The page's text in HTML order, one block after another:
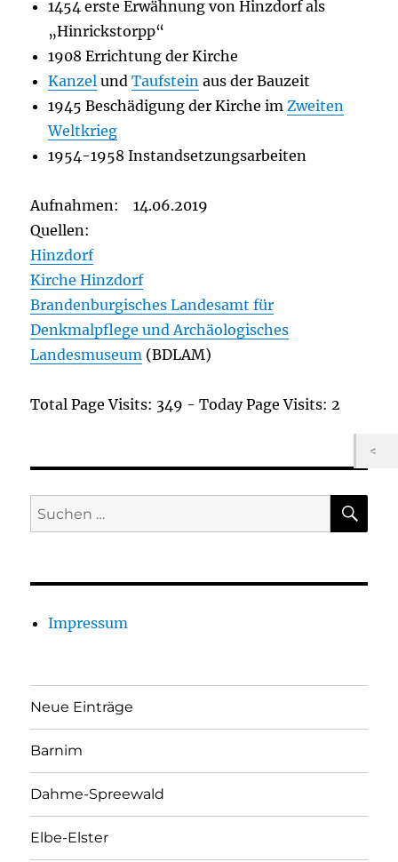
1454 erste Erwähnung von Hinzdorf als
„Hinrickstorpp“
1908 Errichtung der Kirche
Kanzel undTaufstein aus der Bauzeit
1945 Beschädigung der Kirche im Zweiten
Weltkrieg
1954-1958 Instandsetzungsarbeiten
Aufnahmen: 14.06.2019
Quellen:
Hinzdorf
Kirche Hinzdorf
Brandenburgisches Landesamt für
Denkmalpflege und Archäologisches
Landesmuseum (BDLAM)
Total Page Visits: 349 - Today Page Visits: 2
Suchen
nach:
Impressum
Neue Einträge
Barnim
Dahme-Spreewald
Elbe-Elster